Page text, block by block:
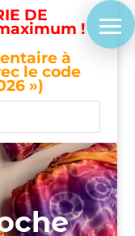
DE
!
à
le code
»)